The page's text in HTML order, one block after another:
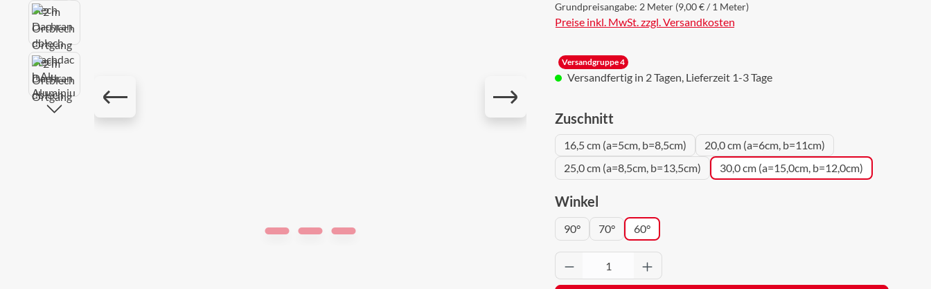
Grundpreisangabe: 2 Meter (9,00 € / 1 Meter)
Preise inkl. MwSt. zzgl. Versandkosten
Versandgruppe 4
Versandfertig in 2 Tagen, Lieferzeit 1-3 Tage
Zuschnittauswählen
16,5 cm (a=5cm, b=8,5cm)
20,0 cm (a=6cm, b=11cm)
25,0 cm (a=8,5cm, b=13,5cm)
30,0 cm (a=15,0cm, b=12,0cm)
Winkelauswählen
90° 70° 60°
Produkt Anzahl: Gib den gewünschten Wert ein